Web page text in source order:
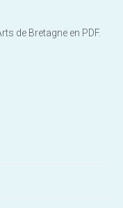
de Bretagne en PDF.